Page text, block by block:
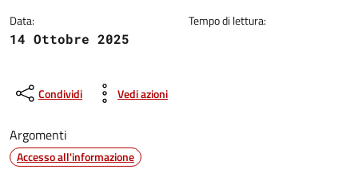
Data:
14 Ottobre 2025
Tempo di lettura:
Condividi Vedi azioni
Argomenti
Accesso all'informazione